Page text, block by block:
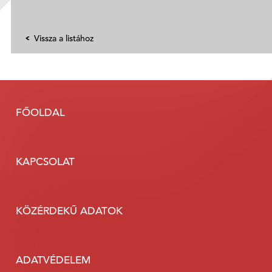
Vissza a listához
FŐOLDAL
KAPCSOLAT
KÖZÉRDEKŰ ADATOK
ADATVÉDELEM